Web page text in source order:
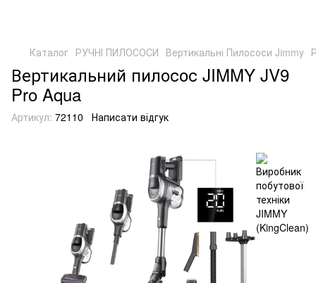
Каталог РУЧНІ ПИЛОСОСИ Вертикальні Пилососи Jimmy
Вертикальний пилосос JIMMY JV9
Pro Aqua
Артикул: 72110 Написати відгук